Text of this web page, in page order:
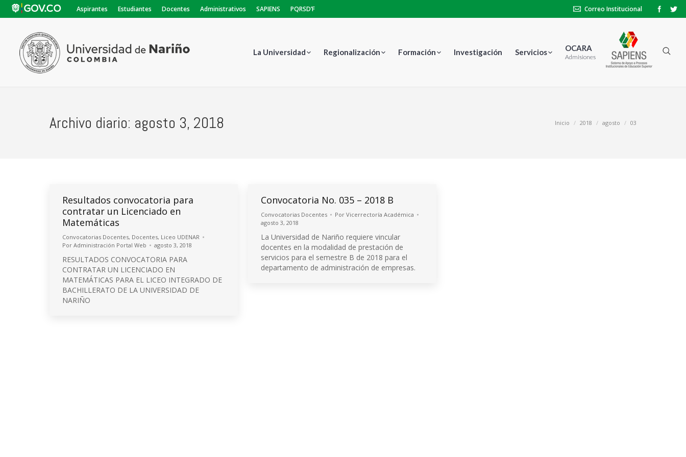
Aspirantes Estudiantes Docentes Administrativos SAPIENS PQRSD’F Correo Institucional
La Universidad Regionalización Formación Investigación Servicios OCARA
Admisiones
Archivo diario: agosto 3, 2018 Inicio 2018 agosto 03
Resultados convocatoria para
contratar un Licenciado en
Matemáticas
Convocatorias Docentes, Docentes, Liceo UDENAR
Por Administración Portal Web agosto 3, 2018
RESULTADOS CONVOCATORIA PARA
CONTRATAR UN LICENCIADO EN
MATEMÁTICAS PARA EL LICEO INTEGRADO DE
BACHILLERATO DE LA UNIVERSIDAD DE
NARIÑO
Convocatoria No. 035 – 2018 B
Convocatorias Docentes Por Vicerrectoría Académica
agosto 3, 2018
La Universidad de Nariño requiere vincular
docentes en la modalidad de prestación de
servicios para el semestre B de 2018 para el
departamento de administración de empresas.